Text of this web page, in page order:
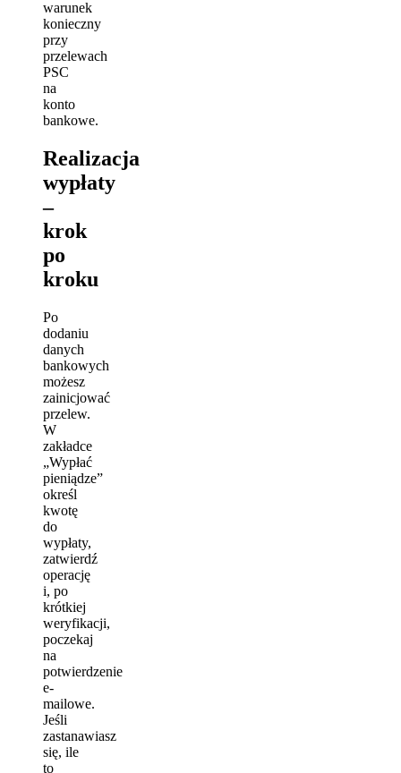
warunek
konieczny
przy
przelewach
PSC
na
konto
bankowe.
Realizacja
wypłaty
–
krok
po
kroku
Po
dodaniu
danych
bankowych
możesz
zainicjować
przelew.
W
zakładce
„Wypłać
pieniądze”
określ
kwotę
do
wypłaty,
zatwierdź
operację
i, po
krótkiej
weryfikacji,
poczekaj
na
potwierdzenie
e-
mailowe.
Jeśli
zastanawiasz
się, ile
to